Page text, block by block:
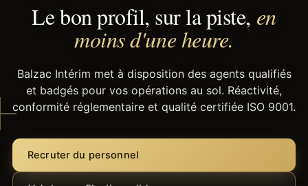
Le bon profil, sur la piste, en
moins d'une heure.
Balzac Intérim met à disposition des agents qualifiés
et badgés pour vos opérations au sol. Réactivité,
conformité réglementaire et qualité certifiée ISO 9001.
Recruter du personnel